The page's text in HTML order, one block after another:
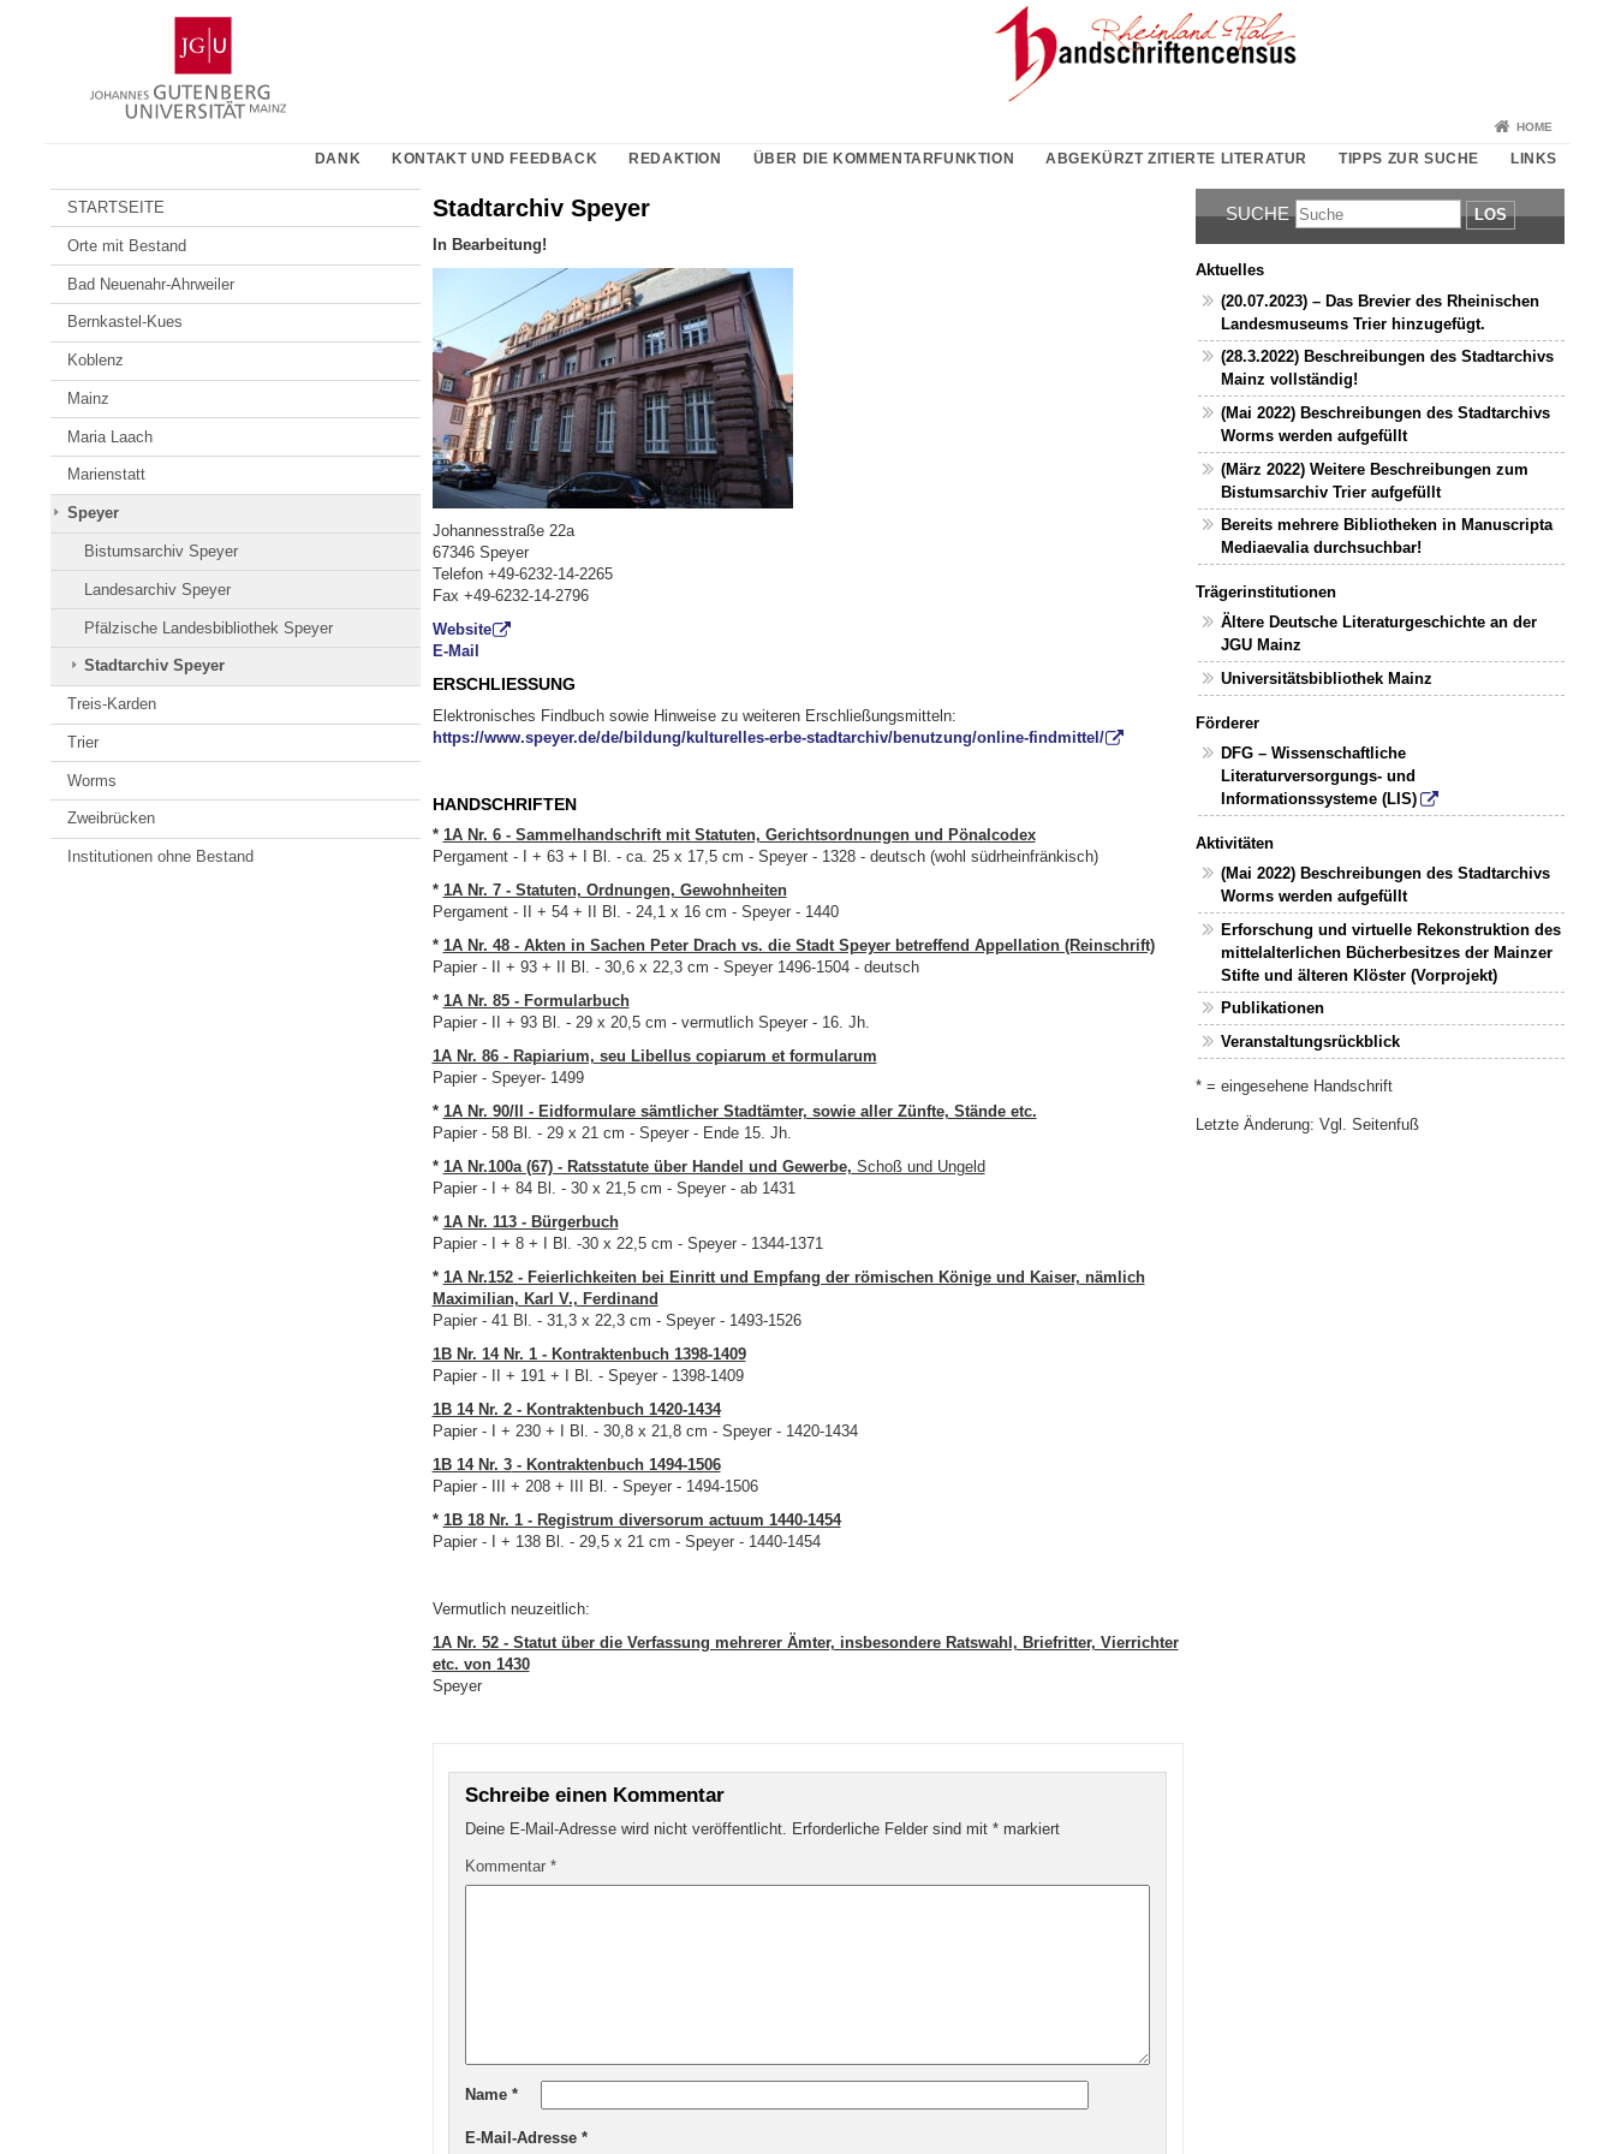
Gutenberg-
Universität
Mainz
HOME
DANK KONTAKT UND FEEDBACK REDAKTION ÜBER DIE KOMMENTARFUNKTION ABGEKÜRZT ZITIERTE LITERATUR TIPPS ZUR SUCHE LINKS
STARTSEITE
Orte mit Bestand
Bad Neuenahr-Ahrweiler
Bernkastel-Kues
Koblenz
Mainz
Maria Laach
Marienstatt
Speyer
Bistumsarchiv Speyer
Landesarchiv Speyer
Pfälzische Landesbibliothek Speyer
Stadtarchiv Speyer
Treis-Karden
Trier
Worms
Zweibrücken
Institutionen ohne Bestand
Stadtarchiv Speyer
In Bearbeitung!
Johannesstraße 22a
67346 Speyer
Telefon +49-6232-14-2265
Fax +49-6232-14-2796
Website
E-Mail
ERSCHLIESSUNG
Elektronisches Findbuch sowie Hinweise zu weiteren Erschließungsmitteln:
https://www.speyer.de/de/bildung/kulturelles-erbe-stadtarchiv/benutzung/online-findmittel/
HANDSCHRIFTEN
* 1A Nr. 6 - Sammelhandschrift mit Statuten, Gerichtsordnungen und Pönalcodex
Pergament - I + 63 + I Bl. - ca. 25 x 17,5 cm - Speyer - 1328 - deutsch (wohl südrheinfränkisch)
* 1A Nr. 7 - Statuten, Ordnungen, Gewohnheiten
Pergament - II + 54 + II Bl. - 24,1 x 16 cm - Speyer - 1440
* 1A Nr. 48 - Akten in Sachen Peter Drach vs. die Stadt Speyer betreffend Appellation (Reinschrift)
Papier - II + 93 + II Bl. - 30,6 x 22,3 cm - Speyer 1496-1504 - deutsch
* 1A Nr. 85 - Formularbuch
Papier - II + 93 Bl. - 29 x 20,5 cm - vermutlich Speyer - 16. Jh.
1A Nr. 86 - Rapiarium, seu Libellus copiarum et formularum
Papier - Speyer- 1499
* 1A Nr. 90/II - Eidformulare sämtlicher Stadtämter, sowie aller Zünfte, Stände etc.
Papier - 58 Bl. - 29 x 21 cm - Speyer - Ende 15. Jh.
* 1A Nr.100a (67) - Ratsstatute über Handel und Gewerbe, Schoß und Ungeld
Papier - I + 84 Bl. - 30 x 21,5 cm - Speyer - ab 1431
* 1A Nr. 113 - Bürgerbuch
Papier - I + 8 + I Bl. -30 x 22,5 cm - Speyer - 1344-1371
* 1A Nr.152 - Feierlichkeiten bei Einritt und Empfang der römischen Könige und Kaiser, nämlich
Maximilian, Karl V., Ferdinand
Papier - 41 Bl. - 31,3 x 22,3 cm - Speyer - 1493-1526
1B Nr. 14 Nr. 1 - Kontraktenbuch 1398-1409
Papier - II + 191 + I Bl. - Speyer - 1398-1409
1B 14 Nr. 2 - Kontraktenbuch 1420-1434
Papier - I + 230 + I Bl. - 30,8 x 21,8 cm - Speyer - 1420-1434
1B 14 Nr. 3- Kontraktenbuch 1494-1506
Papier - III + 208 + III Bl. - Speyer - 1494-1506
* 1B 18 Nr. 1 - Registrum diversorum actuum 1440-1454
Papier - I + 138 Bl. - 29,5 x 21 cm - Speyer - 1440-1454
Vermutlich neuzeitlich:
1A Nr. 52 - Statut über die Verfassung mehrerer Ämter, insbesondere Ratswahl, Briefritter, Vierrichter
etc. von 1430
Speyer
Schreibe einen Kommentar
Deine E-Mail-Adresse wird nicht veröffentlicht. Erforderliche Felder sind mit* markiert
Kommentar*
Name*
E-Mail-Adresse*
SUCHE LOS
Aktuelles
(20.07.2023) – Das Brevier des Rheinischen
Landesmuseums Trier hinzugefügt.
(28.3.2022) Beschreibungen des Stadtarchivs
Mainz vollständig!
(Mai 2022) Beschreibungen des Stadtarchivs
Worms werden aufgefüllt
(März 2022) Weitere Beschreibungen zum
Bistumsarchiv Trier aufgefüllt
Bereits mehrere Bibliotheken in Manuscripta
Mediaevalia durchsuchbar!
Trägerinstitutionen
Ältere Deutsche Literaturgeschichte an der
JGU Mainz
Universitätsbibliothek Mainz
Förderer
DFG – Wissenschaftliche
Literaturversorgungs- und
Informationssysteme (LIS)
Aktivitäten
(Mai 2022) Beschreibungen des Stadtarchivs
Worms werden aufgefüllt
Erforschung und virtuelle Rekonstruktion des
mittelalterlichen Bücherbesitzes der Mainzer
Stifte und älteren Klöster (Vorprojekt)
Publikationen
Veranstaltungsrückblick
* = eingesehene Handschrift
Letzte Änderung: Vgl. Seitenfuß